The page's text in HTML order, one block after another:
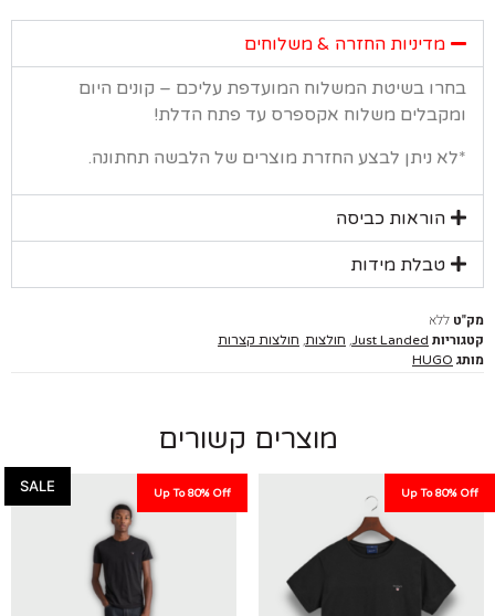
מדיניות החזרה & משלוחים
בשיטת המשלוח המועדפת עליכם – קונים היום
משלוח אקספרס עד פתח הדלת!
ניתן לבצע החזרת מוצרים של הלבשה תחתונה.
הוראות כביסה
טבלת מידות
ללא
Just Landed
,חולצות ,חולצות קצרות
HUGO
מוצרים קשורים
Up To
Up To 80% Off